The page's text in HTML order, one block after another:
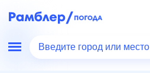
Введите город или место